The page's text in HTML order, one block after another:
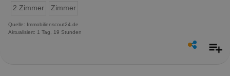
2 Zimmer
Zimmer
Quelle: Immobilienscout24.de
Aktualisiert: 1 Tag, 19 Stunden